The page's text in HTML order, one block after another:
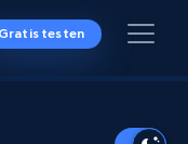
Gratis testen